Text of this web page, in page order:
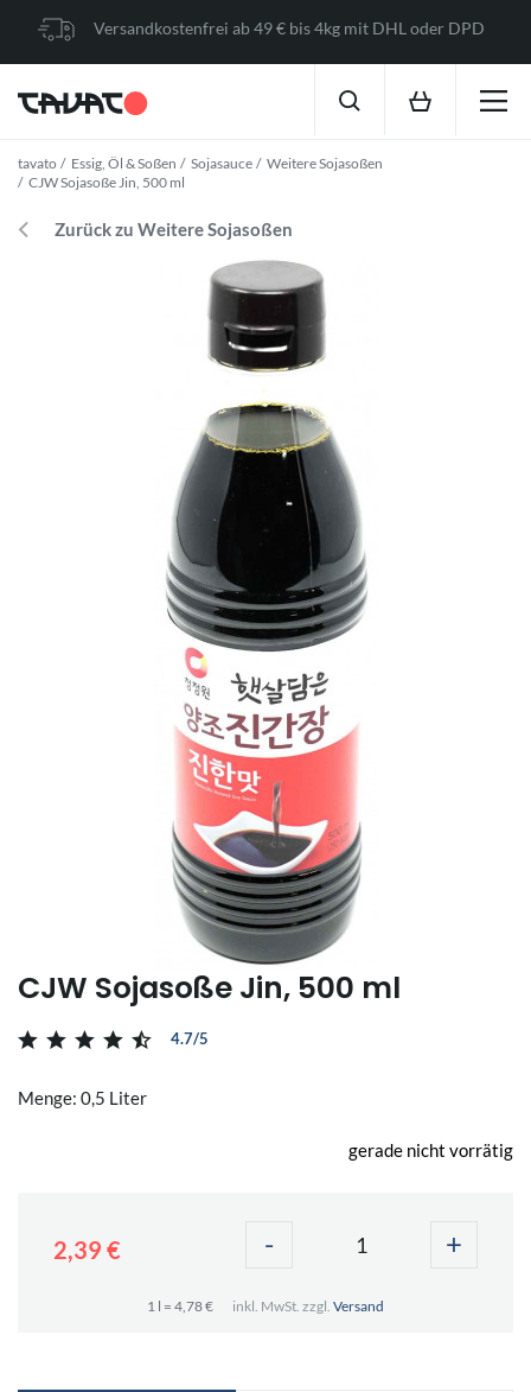
Versandkostenfrei ab 49 € bis 4kg mit DHL oder DPD
tavato Essig, Öl & Soßen Sojasauce
Weitere Sojasoßen
CJW Sojasoße Jin, 500 ml
Zurück zu Weitere Sojasoßen
CJW Sojasoße Jin, 500 ml
4.7/5
Menge: 0,5 Liter
gerade nicht vorrätig
2,39 € - +
1 l = 4,78 € inkl. MwSt. zzgl. Versand